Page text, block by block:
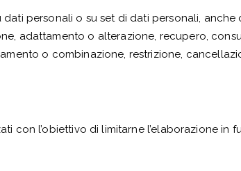
personali o su set di dati personali,
adattamento o alterazione, recupero,
o combinazione, restrizione,
con l’obiettivo di limitarne l’elaborazione in